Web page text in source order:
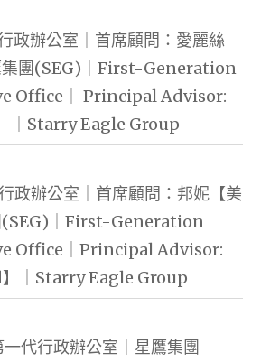
政辦公室｜首席顧問：愛麗絲
集團(SEG)｜First-Generation
Office｜ Principal Advisor:
｜Starry Eagle Group
政辦公室｜首席顧問：邦妮【美
(SEG)｜First-Generation
Office｜Principal Advisor:
｜Starry Eagle Group
代行政辦公室｜星鷹集團